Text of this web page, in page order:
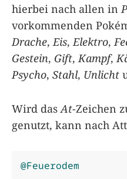
hierbei nach allen in
vorkommenden
Drache,Eis,Elektro,
Gestein, Gift,Kampf,
Psycho, Stahl, Unlicht
Wird dasAt-Zeichen
genutzt, kann nach
@Feuerodem